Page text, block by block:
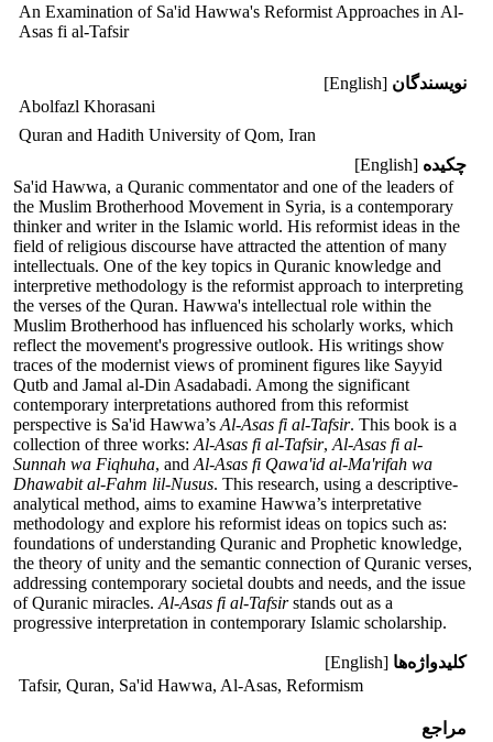
An Examination of Sa'id Hawwa's Reformist Approaches in Al-
Asas fi al-Tafsir
نویسندگان [English]
Abolfazl Khorasani
Quran and Hadith University of Qom, Iran
چکیده [English]
Sa'id Hawwa, a Quranic commentator and one of the leaders of
the Muslim Brotherhood Movement in Syria, is a contemporary
thinker and writer in the Islamic world. His reformist ideas in the
field of religious discourse have attracted the attention of many
intellectuals. One of the key topics in Quranic knowledge and
interpretive methodology is the reformist approach to interpreting
the verses of the Quran. Hawwa's intellectual role within the
Muslim Brotherhood has influenced his scholarly works, which
reflect the movement's progressive outlook. His writings show
traces of the modernist views of prominent figures like Sayyid
Qutb and Jamal al-Din Asadabadi. Among the significant
contemporary interpretations authored from this reformist
perspective is Sa'id Hawwa’s Al-Asas fi al-Tafsir. This book is a
collection of three works: Al-Asas fi al-Tafsir, Al-Asas fi al-
Sunnah wa Fiqhuha, and Al-Asas fi Qawa'id al-Ma'rifah wa
Dhawabit al-Fahm lil-Nusus. This research, using a descriptive-
analytical method, aims to examine Hawwa’s interpretative
methodology and explore his reformist ideas on topics such as:
foundations of understanding Quranic and Prophetic knowledge,
the theory of unity and the semantic connection of Quranic verses,
addressing contemporary societal doubts and needs, and the issue
of Quranic miracles. Al-Asas fi al-Tafsirstands out as a
progressive interpretation in contemporary Islamic scholarship.
کلیدواژه‌ها [English]
Tafsir, Quran, Sa'id Hawwa, Al-Asas, Reformism
مراجع